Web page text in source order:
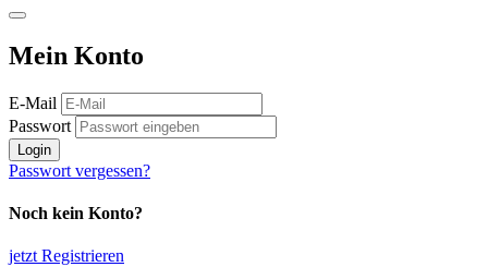
Mein Konto
E-Mail
Passwort
Login
Passwort vergessen?
Noch kein Konto?
jetzt Registrieren